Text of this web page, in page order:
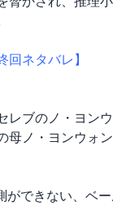
回ネタバレ】
レブのノ・ヨン
母ノ・ヨンウォ
できない、ベ